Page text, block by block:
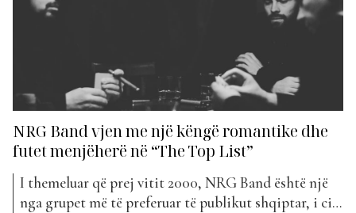
NRG Band vjen me një këngë romantike dhe
futet menjëherë në “The Top List”
I themeluar që prej vitit 2000, NRG Band është një
nga grupet më të preferuar të publikut shqiptar, i cili